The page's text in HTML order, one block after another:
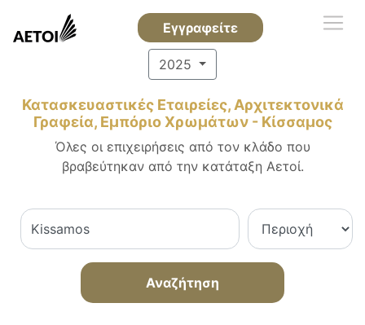
Εγγραφείτε
2025
Κατασκευαστικές Εταιρείες, Αρχιτεκτονικά
Γραφεία, Εμπόριο Χρωμάτων - Κίσσαμος
Όλες οι επιχειρήσεις από τον κλάδο που
βραβεύτηκαν από την κατάταξη Αετοί.
Αναζήτηση